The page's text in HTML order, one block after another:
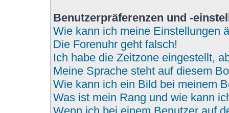
Benutzerpräferenzen und -
Wie kann ich meine Einstellungen
Die Forenuhr geht falsch!
Ich habe die Zeitzone eingestellt,
Meine Sprache steht auf diesem
Wie kann ich ein Bild bei meinem
Was ist mein Rang und wie kann